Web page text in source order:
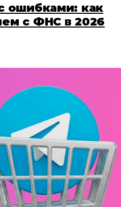
ошибками: как
с ФНС в 2026